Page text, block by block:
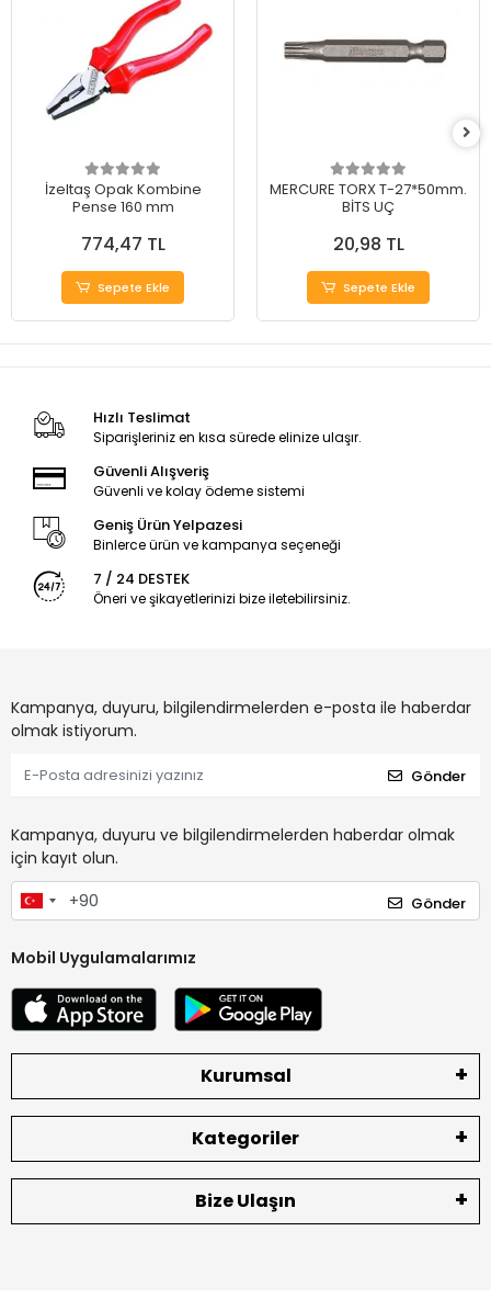
İzeltaş Opak Kombine
Pense 160 mm
774,47 TL
Sepete Ekle
MERCURE TORX T-27*50mm.
BİTS UÇ
20,98 TL
Sepete Ekle
Hızlı Teslimat
Siparişleriniz en kısa sürede elinize ulaşır.
Güvenli Alışveriş
Güvenli ve kolay ödeme sistemi
Geniş Ürün Yelpazesi
Binlerce ürün ve kampanya seçeneği
7 / 24 DESTEK
Öneri ve şikayetlerinizi bize iletebilirsiniz.
Kampanya, duyuru, bilgilendirmelerden e-posta ile haberdar
olmak istiyorum.
Gönder
Kampanya, duyuru ve bilgilendirmelerden haberdar olmak
için kayıt olun.
Gönder
Mobil Uygulamalarımız
Kurumsal
Kategoriler
Bize Ulaşın